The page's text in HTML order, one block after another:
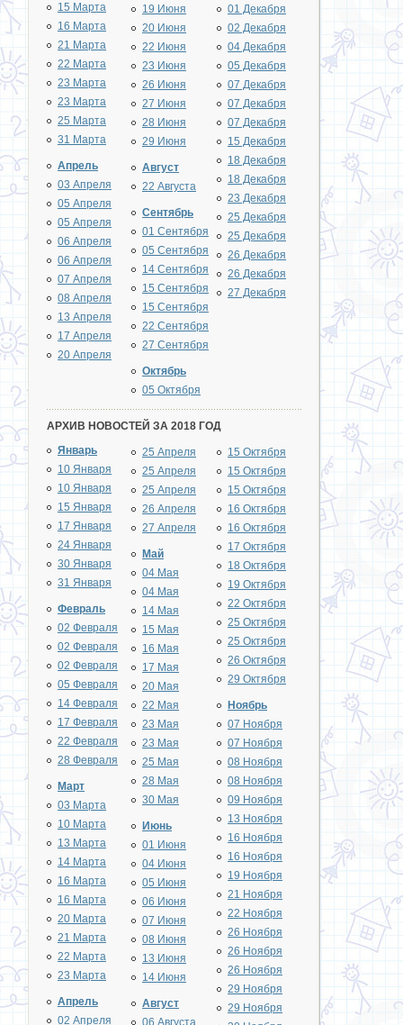
15 Марта
16 Марта
21 Марта
22 Марта
23 Марта
23 Марта
25 Марта
31 Марта
Апрель
03 Апреля
05 Апреля
05 Апреля
06 Апреля
06 Апреля
07 Апреля
08 Апреля
13 Апреля
17 Апреля
20 Апреля
19 Июня
20 Июня
22 Июня
23 Июня
26 Июня
27 Июня
28 Июня
29 Июня
Август
22 Августа
Сентябрь
01 Сентября
05 Сентября
14 Сентября
15 Сентября
15 Сентября
22 Сентября
27 Сентября
Октябрь
05 Октября
01 Декабря
02 Декабря
04 Декабря
05 Декабря
07 Декабря
07 Декабря
07 Декабря
15 Декабря
18 Декабря
18 Декабря
23 Декабря
25 Декабря
25 Декабря
26 Декабря
26 Декабря
27 Декабря
АРХИВ НОВОСТЕЙ ЗА 2018 ГОД
Январь
10 Января
10 Января
15 Января
17 Января
24 Января
30 Января
31 Января
Февраль
02 Февраля
02 Февраля
02 Февраля
05 Февраля
14 Февраля
17 Февраля
22 Февраля
28 Февраля
Март
03 Марта
10 Марта
13 Марта
14 Марта
16 Марта
16 Марта
20 Марта
21 Марта
22 Марта
23 Марта
Апрель
02 Апреля
25 Апреля
25 Апреля
25 Апреля
26 Апреля
27 Апреля
Май
04 Мая
04 Мая
14 Мая
15 Мая
16 Мая
17 Мая
20 Мая
22 Мая
23 Мая
23 Мая
25 Мая
28 Мая
30 Мая
Июнь
01 Июня
04 Июня
05 Июня
06 Июня
07 Июня
08 Июня
13 Июня
14 Июня
Август
06 Августа
15 Октября
15 Октября
15 Октября
16 Октября
16 Октября
17 Октября
18 Октября
19 Октября
22 Октября
25 Октября
25 Октября
26 Октября
29 Октября
Ноябрь
07 Ноября
07 Ноября
08 Ноября
08 Ноября
09 Ноября
13 Ноября
16 Ноября
16 Ноября
19 Ноября
21 Ноября
22 Ноября
26 Ноября
26 Ноября
26 Ноября
29 Ноября
29 Ноября